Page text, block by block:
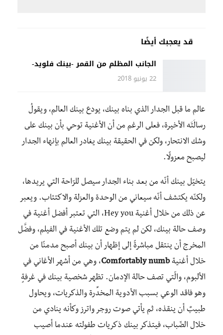
قد يعجبك أيضًا
الجانب المظلم من القمر -بينك فلويد-
22 يونيو 2018
عالم ما قبل الجدار الذي بناه بينك، يودع بينك العالم، ويقولُ
رسالَتَه الأخيرة، فعلى الرغم من أن الأغنية توحي بأن بينك على
وشك الانتحار، ولكن في الحقيقة بينك يغادر العالم بإنهاء الجدار
ليصبح معزولًا.
يتخيّل بينك أنّه من بعد بناء الجدار سيصل للرّاحة التي يريدها،
ولكنّه يكتشف أنّه سيعاني من الوحدة والعزلة والاكتئاب. ويعبر
عن ذلك من خلال أغنية Hey you، التي تعتبر أفضل أغنية في
وصف حالة بينك، لكن لم يتم وضع تلك الأغنية في الفيلم، وفضَّل
المخرج أن ينتقل مباشرةً إلى إظهار أن بينك أصبح مدمنًا من
خلال أغنيةComfortably numb، وهي من أشهر الأغاني في
الألبوم، والّتي تصف حالة الإدمان. تظهر شخصية بينك في غرفةٍ
وهو فاقد الوعي بسبب الأدوية المخدِّرة والذكريات، ويحاول
طبيبٌ أن ينقذه، ثم يأتي صوت روجر واترز وكأنه ينادي من
خلال الضّباب، فيتذكر بينك ذكريات طفولته عندما أصيب